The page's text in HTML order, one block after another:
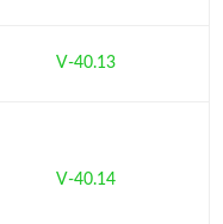
V-40.13
V-40.14